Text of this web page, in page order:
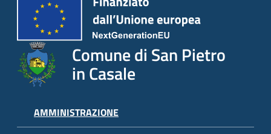
Comune di San Pietro
in Casale
AMMINISTRAZIONE